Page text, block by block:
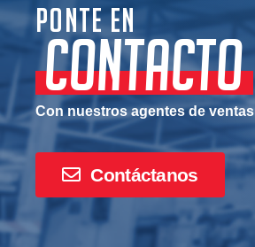
Ponte en
CONTACTO
Con nuestros agentes de ventas
Contáctanos